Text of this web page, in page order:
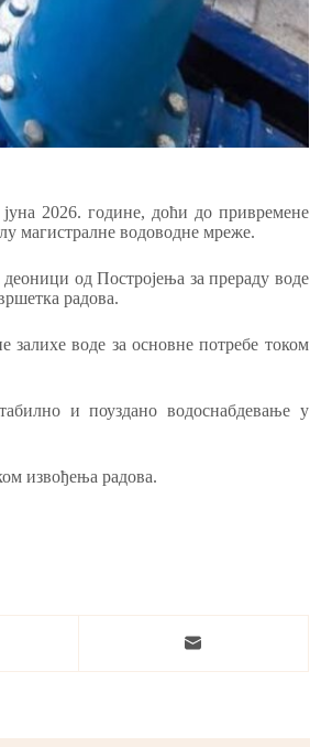
2026. године, доћи до привремене
магистралне водоводне мреже.
од Постројења за прераду воде
радова.
воде за основне потребе током
и поуздано водоснабдевање у
извођења радова.